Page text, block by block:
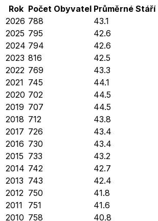
Rok Počet Obyvatel Průměrné Stáří
2026 788
43.1
2025 795
42.6
2024 794
42.6
2023 816
42.5
2022 769
43.3
2021 745
44.1
2020 702
44.5
2019 707
44.5
2018 712
43.8
2017 726
43.4
2016 730
43.4
2015 733
43.2
2014 742
42.7
2013 743
42.4
2012 750
41.8
2011
751
41.6
2010 758 40.8